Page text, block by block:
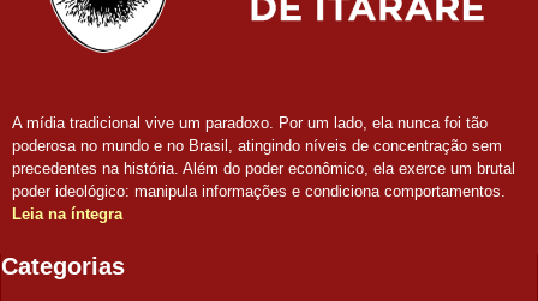
A mídia tradicional vive um paradoxo. Por um lado, ela nunca foi tão
poderosa no mundo e no Brasil, atingindo níveis de concentração sem
precedentes na história. Além do poder econômico, ela exerce um brutal
poder ideológico: manipula informações e condiciona comportamentos.
Leia na íntegra
Categorias